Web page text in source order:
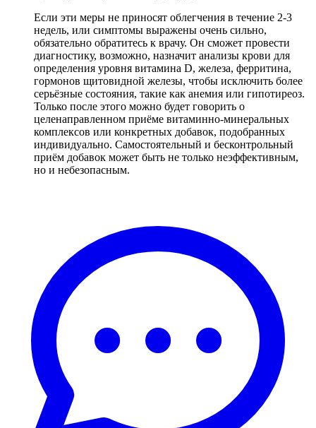
Если эти меры не приносят облегчения в течение 2-3
недель, или симптомы выражены очень сильно,
обязательно обратитесь к врачу. Он сможет провести
диагностику, возможно, назначит анализы крови для
определения уровня витамина D, железа, ферритина,
гормонов щитовидной железы, чтобы исключить более
серьёзные состояния, такие как анемия или гипотиреоз.
Только после этого можно будет говорить о
целенаправленном приёме витаминно-минеральных
комплексов или конкретных добавок, подобранных
индивидуально. Самостоятельный и бесконтрольный
приём добавок может быть не только неэффективным,
но и небезопасным.